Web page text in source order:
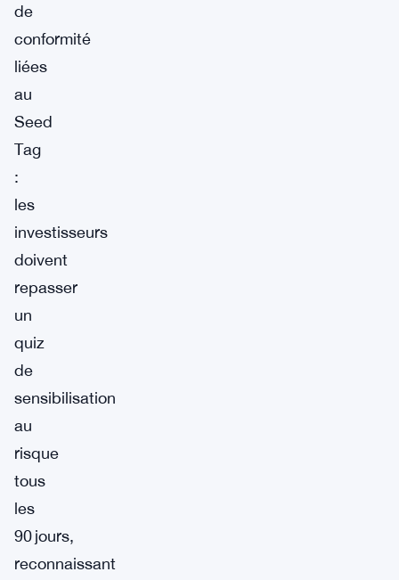
de
conformité
liées
au
Seed
Tag
:
les
investisseurs
doivent
repasser
un
quiz
de
sensibilisation
au
risque
tous
les
90 jours,
reconnaissant